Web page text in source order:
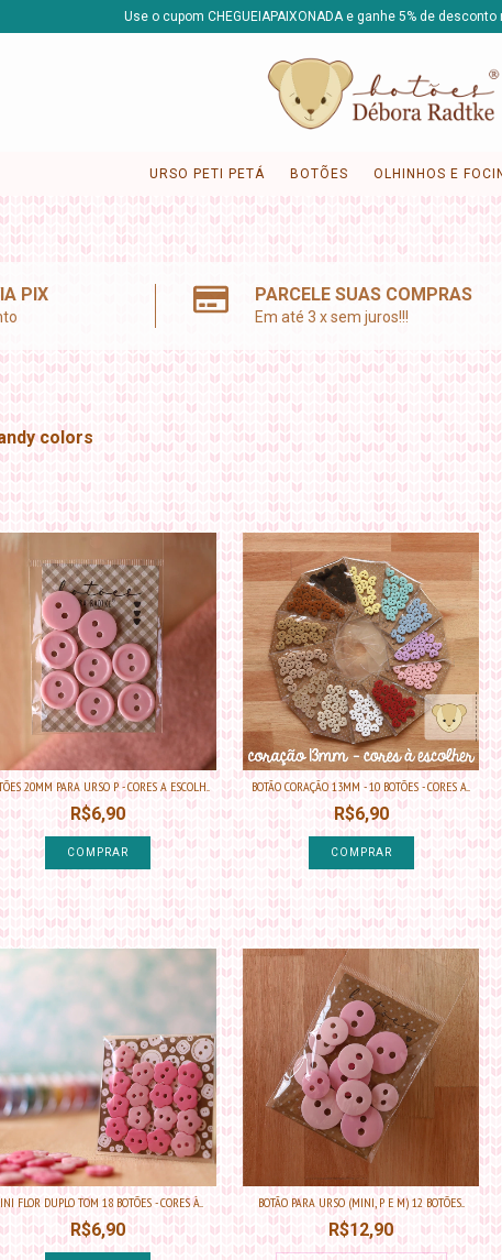
Use o cupom CHEGUEIAPAIXONADA e ganhe 5% de
URSO PETI PETÁ BOTÕES OLHINHOS E
PIX PARCELE SUAS COMPRAS
Em até 3 x sem juros!!!
colors
20MM PARA URSO P - CORES A ESCOLH...
R$6,90
COMPRAR
BOTÃO CORAÇÃO 13MM - 10 BOTÕES - CORES A...
R$6,90
COMPRAR
FLOR DUPLO TOM 18 BOTÕES - CORES À...
R$6,90
BOTÃO PARA URSO (MINI, P E M) 12 BOTÕES...
R$12,90